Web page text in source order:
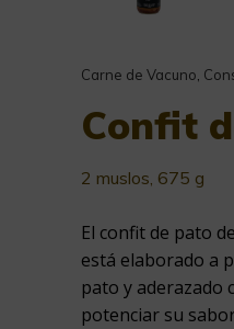
Carne de Vacuno
Confit
2 muslos, 675 g
El confit de pato
está elaborado a
pato y aderazado
potenciar su